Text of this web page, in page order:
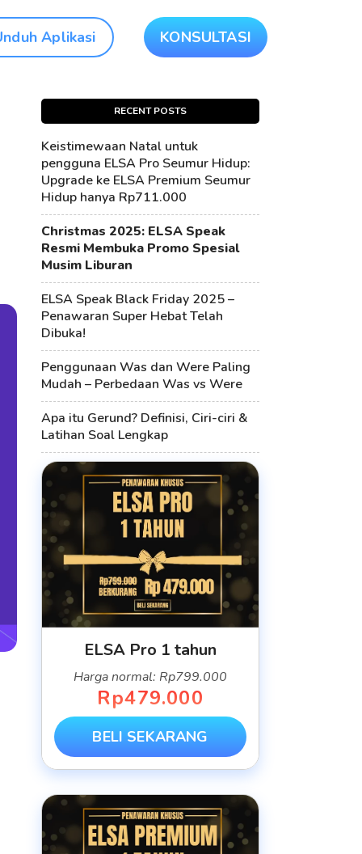
Aplikasi KONSULTASI
RECENT POSTS
Keistimewaan Natal untuk
pengguna ELSA Pro Seumur Hidup:
Upgrade ke ELSA Premium Seumur
Hidup hanya Rp711.000
Christmas 2025: ELSA Speak
Resmi Membuka Promo Spesial
Musim Liburan
ELSA Speak Black Friday 2025 –
Penawaran Super Hebat Telah
Dibuka!
Penggunaan Was dan Were Paling
Mudah – Perbedaan Was vs Were
Apa itu Gerund? Definisi, Ciri-ciri &
Latihan Soal Lengkap
ELSA Pro 1 tahun
Harga normal: Rp799.000
Rp479.000
BELI SEKARANG